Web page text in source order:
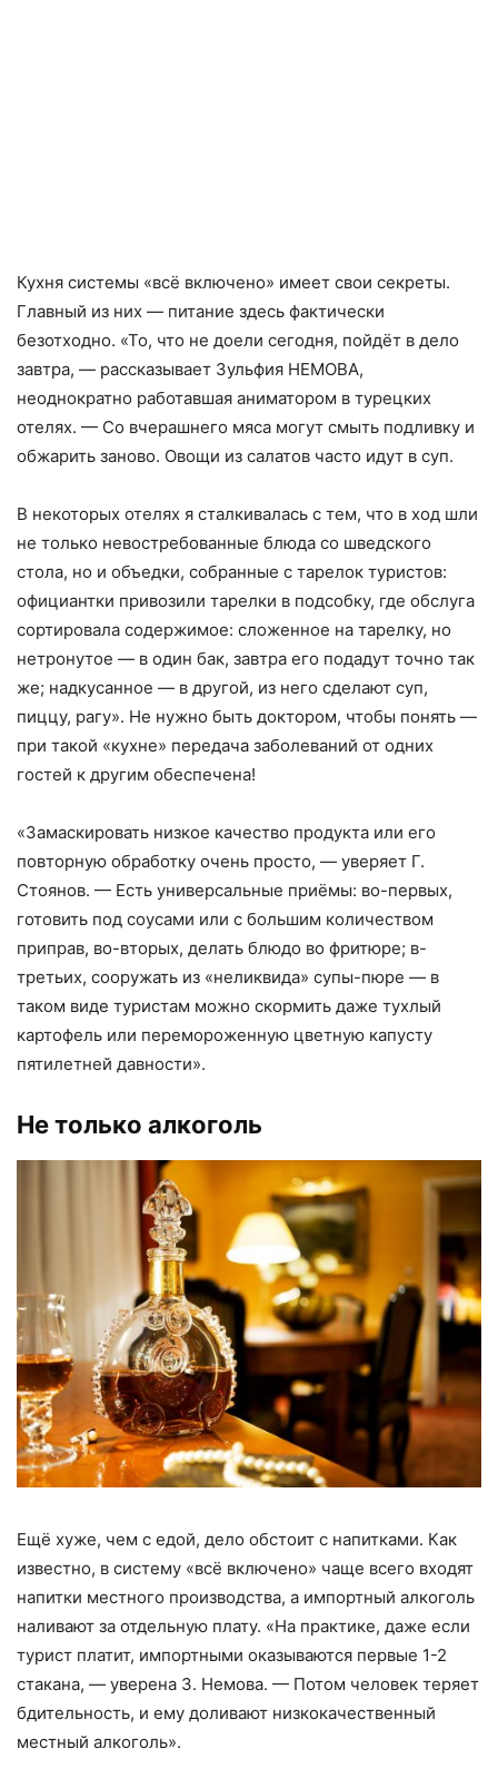
Кухня системы «всё включено» имеет свои секреты.
Главный из них — питание здесь фактически
безотходно. «То, что не доели сегодня, пойдёт в дело
завтра, — рассказывает Зульфия НЕМОВА,
неоднократно работавшая аниматором в турецких
отелях. — Со вчерашнего мяса могут смыть подливку и
обжарить заново. Овощи из салатов часто идут в суп.
В некоторых отелях я сталкивалась с тем, что в ход шли
не только невостребованные блюда со шведского
стола, но и объедки, собранные с тарелок туристов:
официантки привозили тарелки в подсобку, где обслуга
сортировала содержимое: сложенное на тарелку, но
нетронутое — в один бак, завтра его подадут точно так
же; надкусанное — в другой, из него сделают суп,
пиццу, рагу». Не нужно быть доктором, чтобы понять —
при такой «кухне» передача заболеваний от одних
гостей к другим обеспечена!
«Замаскировать низкое качество продукта или его
повторную обработку очень просто, — уверяет Г.
Стоянов. — Есть универсальные приёмы: во-первых,
готовить под соусами или с большим количеством
приправ, во-вторых, делать блюдо во фритюре; в-
третьих, сооружать из «неликвида» супы-пюре — в
таком виде туристам можно скормить даже тухлый
картофель или перемороженную цветную капусту
пятилетней давности».
Не только алкоголь
Ещё хуже, чем с едой, дело обстоит с напитками. Как
известно, в систему «всё включено» чаще всего входят
напитки местного производства, а импортный алкоголь
наливают за отдельную плату. «На практике, даже если
турист платит, импортными оказываются первые 1-2
стакана, — уверена З. Немова. — Потом человек теряет
бдительность, и ему доливают низкокачественный
местный алкоголь».